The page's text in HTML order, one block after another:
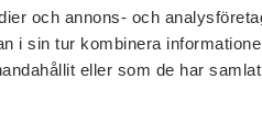
och annons- och
i sin tur kombinera
eller som de har